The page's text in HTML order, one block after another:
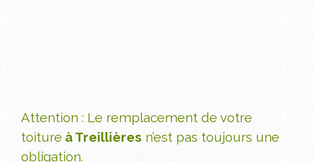
Attention : Le remplacement de votre
toiture à Treillières n’est pas toujours une
obligation.